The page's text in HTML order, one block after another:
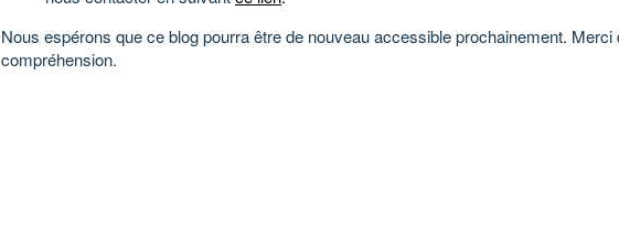
Nous espérons que ce blog pourra être de nouveau accessible prochainement. Merci
compréhension.